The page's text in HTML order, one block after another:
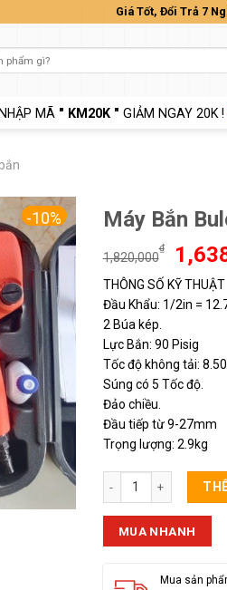
Giá Tốt, Đổi Trả 7
MÃ " KM20K " GIẢM NGAY 20K !
-10% Máy Bắn
1,820,000
₫
Giá
gốc
là:
THÔNG SỐ KỸ THUẬT
Đầu Khẩu: 1/2in =
2 Búa kép.
Lực Bắn: 90 Pisig
Tốc độ không tải:
Súng có 5 Tốc độ.
Đảo chiều.
Đầu tiếp từ 9-27mm
Trọng lượng: 2.9kg
Máy Bắn Bulong
MUA NHANH
Mua sản